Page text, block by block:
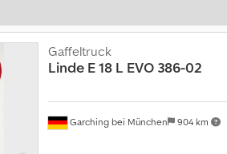
Garching bei München 904 km
Gaffeltruck
Linde E 18 L EVO 386-02